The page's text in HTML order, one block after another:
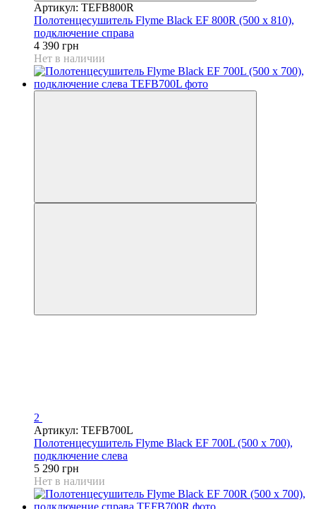
Артикул: TEFB800R
Полотенцесушитель Flyme Black EF 800R (500 х 810),
подключение справа
4 390 грн
Нет в наличии
2
Артикул: TEFB700L
Полотенцесушитель Flyme Black EF 700L (500 х 700),
подключение слева
5 290 грн
Нет в наличии